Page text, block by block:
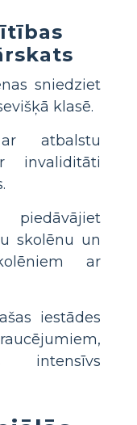
sniedziet
klasē.
atbalstu
invaliditāti
skolēnu un
ar
iestādes
intensīvs